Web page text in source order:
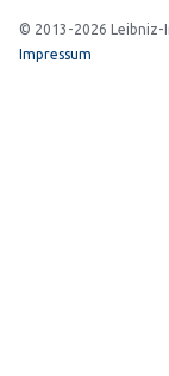
© 2013-2026 Leibniz-
Impressum